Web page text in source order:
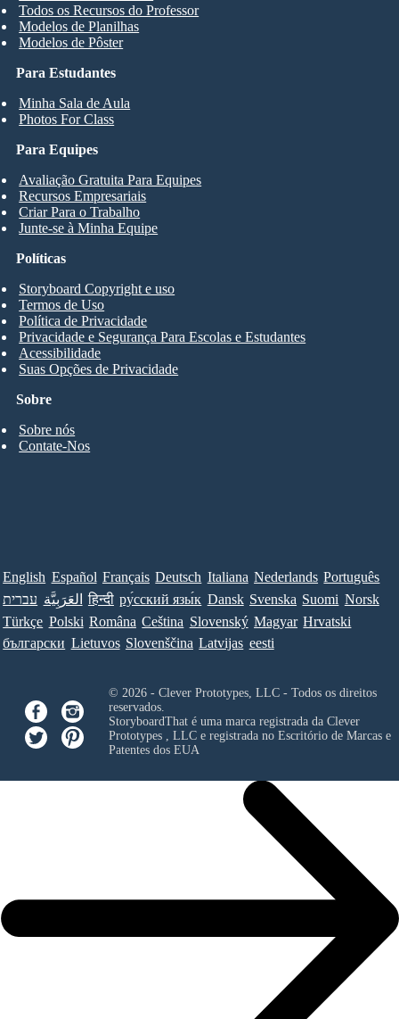
Para Estudantes
Minha Sala de Aula
Photos For Class
Todos os Recursos do Professor
Modelos de Planilhas
Modelos de Pôster
Para Equipes
Avaliação Gratuita Para Equipes
Recursos Empresariais
Criar Para o Trabalho
Junte-se à Minha Equipe
Sobre
Sobre nós
Contate-Nos
Políticas
Storyboard Copyright e uso
Termos de Uso
Política de Privacidade
Privacidade e Segurança Para Escolas e Estudantes
Acessibilidade
Suas Opções de Privacidade
English Español Français Deutsch Italiana Nederlands Português
עברית العَرَبِيَّة हिन्दी ру́сский язы́к Dansk Svenska Suomi Norsk
Türkçe Polski Româna Ceština Slovenský Magyar Hrvatski
български Lietuvos Slovenščina Latvijas eesti
© 2026 - Clever Prototypes, LLC - Todos os direitos
reservados.
StoryboardThat é uma marca registrada da Clever
Prototypes , LLCe registrada no Escritório de Marcas e
Patentes dos EUA